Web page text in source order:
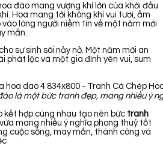
đào mang vượng khí lớn của khởi đầu
Hoa mang tới không khí vui tươi, ấm
lòng người niềm tin về một năm mới
mắn.
sự sinh sôi nảy nở. Một năm mới an
phát lộc và một gia đình yên vui, sum
là một bức tranh đẹp, mang nhiều ý
kết hợp cùng nhau tạo nên bức tranh
mang nhiều ý nghĩa phong thuỷ tốt
cuộc sống, may mắn, thành công và